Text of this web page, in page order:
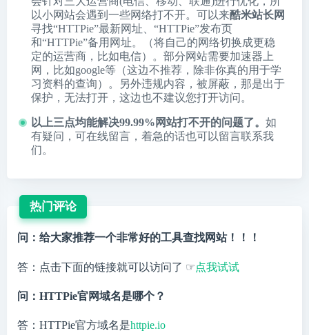
以小网站会遇到一些网络打不开。可以来酷米站长网
寻找“HTTPie”最新网址、“HTTPie”发布页
和“HTTPie”备用网址。（将自己的网络切换成更稳
定的运营商，比如电信）。部分网站需要加速器上
网，比如google等（这边不推荐，除非你真的用于学
习资料的查询）。另外违规内容，被屏蔽，那是出于
保护，无法打开，这边也不建议您打开访问。
以上三点均能解决99.99%网站打不开的问题了。 如
有疑问，可在线留言，着急的话也可以留言联系我
们。
热门评论
问：给大家推荐一个非常好的工具查找网站！！！
答：点击下面的链接就可以访问了 ☞点我试试
问：HTTPie官网域名是哪个？
答：HTTPie官方域名是httpie.io